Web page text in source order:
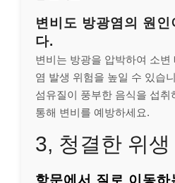
변비도 방광염의 원인
다.
변비는 방광을 압박하여 소
염 발생 위험을 높일 수 있습
섬유질이 풍부한 음식을 섭취
통해 변비를 예방하세요.
3, 청결한 위생
항문에서 질로 이동하